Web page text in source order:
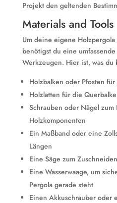
Projekt den geltenden
Materials and Tools
Um deine eigene
benötigst du eine
Werkzeugen. Hier ist, was du
Holzbalken oder Pfosten
Holzlatten für die
Schrauben oder Nägel zum
Holzkomponenten
Ein Maßband oder eine
Längen
Eine Säge zum
Eine Wasserwaage, um
Pergola gerade steht
Einen Akkuschrauber oder